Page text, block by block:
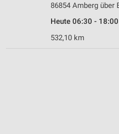
86854 Amberg über
Heute 06:30 - 18:00
532,10 km